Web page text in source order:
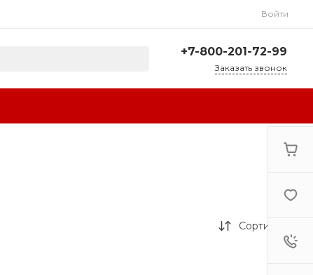
Войти
+7-800-201-72-99
Авиационная, 3А
Заказать звонок
Сортировка